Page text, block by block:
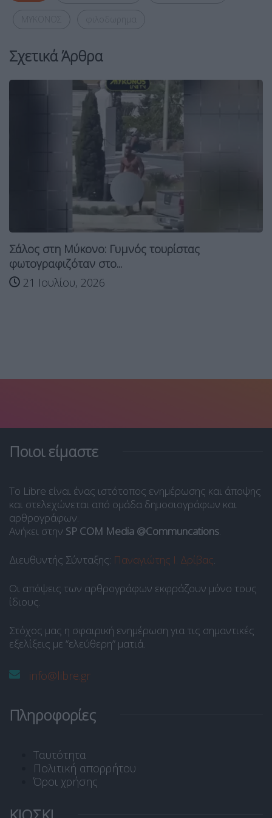
Σχετικά Άρθρα
Σάλος στη Μύκονο: Γυμνός τουρίστας
φωτογραφιζόταν στο...
21 Ιουλίου, 2026
Ποιοι είμαστε
Το Libre είναι ένας ιστότοπος ενημέρωσης και άποψης
και στελεχώνεται από ομάδα δημοσιογράφων και
αρθρογράφων.
Ανήκει στην SP COM Media @Communcations.
Διευθυντής Σύνταξης: Παναγιώτης Ι. Δρίβας.
Οι απόψεις των αρθρογράφων εκφράζουν μόνο τους
ίδιους.
Στόχος μας η σφαιρική ενημέρωση για τις σημαντικές
εξελίξεις με “ελεύθερη” ματιά.
info@libre.gr
Πληροφορίες
Ταυτότητα
Πολιτική απορρήτου
Όροι χρήσης